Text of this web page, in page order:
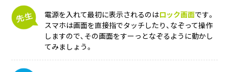
電源を入れて最初に表示されるのはロック画面です。
スマホは画面を直接指でタッチしたり、なぞって操作
しますので、その画面をすーっとなぞるように動かし
てみましょう。